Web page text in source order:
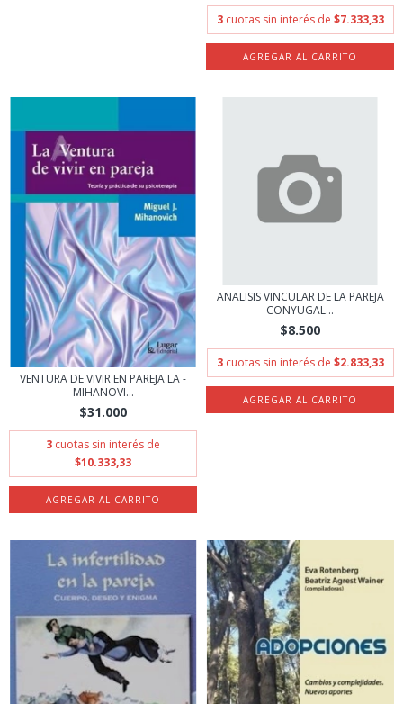
3 cuotas sin interés de $7.333,33
VENTURA DE VIVIR EN PAREJA LA -
MIHANOVI...
$31.000
3 cuotas sin interés de
$10.333,33
ANALISIS VINCULAR DE LA PAREJA
CONYUGAL...
$8.500
3 cuotas sin interés de $2.833,33